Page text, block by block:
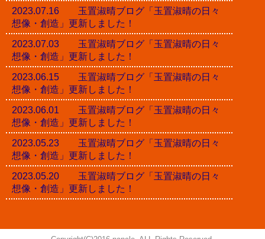
2023.07.16 玉置淑晴ブログ「玉置淑晴の日々
想像・創造」更新しました！
2023.07.03 玉置淑晴ブログ「玉置淑晴の日々
想像・創造」更新しました！
2023.06.15 玉置淑晴ブログ「玉置淑晴の日々
想像・創造」更新しました！
2023.06.01 玉置淑晴ブログ「玉置淑晴の日々
想像・創造」更新しました！
2023.05.23 玉置淑晴ブログ「玉置淑晴の日々
想像・創造」更新しました！
2023.05.20 玉置淑晴ブログ「玉置淑晴の日々
想像・創造」更新しました！